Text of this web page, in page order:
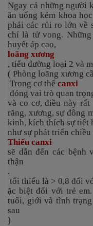
Ngay cả những người
ăn uống kém khoa
phải các rủi ro lớn về
chí là tử vong.
huyết áp cao,
loãng xương
, tiểu đường loại 2 và
( Phòng loãng xương
Trong cơ thể canxi
đóng vai trò quan
và co cơ, điều này rất
răng, xương, sự đông
kinh, kích thích sự tiết
như sự phát triển chiều
Thiếu canxi
sẽ dẫn đến các bệnh
thận
.
tối thiểu là > 0,8 đối
ặc biệt đối với trẻ
tuổi, giới và tình
sau
)